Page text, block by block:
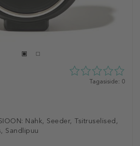
Nahk, Seeder, Tsitruselised,
Sandlipuu
0
Tagasiside: 0